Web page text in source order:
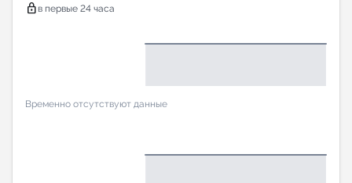
lock в первые 24 часа
Временно отсутствуют данные